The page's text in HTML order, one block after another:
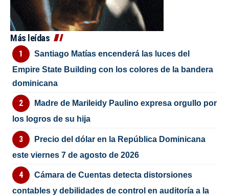
Más leídas
Santiago Matías encenderá las luces del
Empire State Building con los colores de la bandera
dominicana
Madre de Marileidy Paulino expresa orgullo por
los logros de su hija
Precio del dólar en la República Dominicana
este viernes 7 de agosto de 2026
Cámara de Cuentas detecta distorsiones
contables y debilidades de control en auditoría a la